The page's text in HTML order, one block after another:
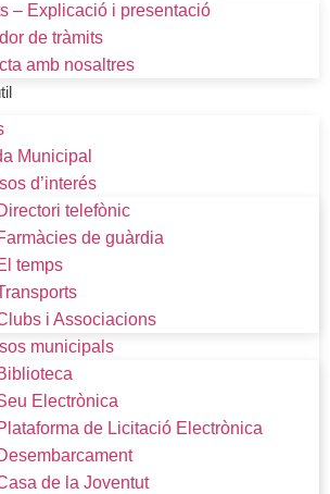
– Explicació i presentació
de tràmits
amb nosaltres
Municipal
d’interés
telefònic
de guàrdia
temps
i Associacions
municipals
Electrònica
de Licitació Electrònica
de la Joventut